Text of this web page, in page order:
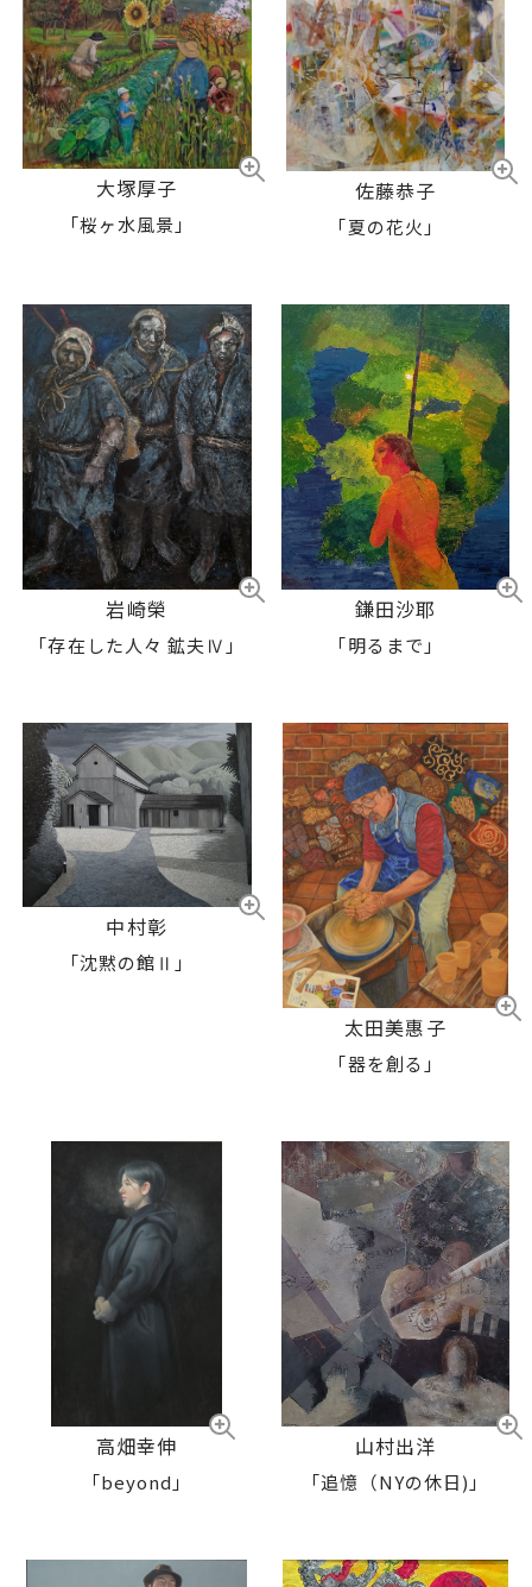
大塚厚子
「桜ヶ水風景」
佐藤恭子
「夏の花火」
岩崎榮
「存在した人々 鉱夫Ⅳ」
鎌田沙耶
「明るまで」
中村彰
「沈黙の館Ⅱ」
太田美惠子
「器を創る」
高畑幸伸
「beyond」
山村出洋
「追憶（NYの休日)」